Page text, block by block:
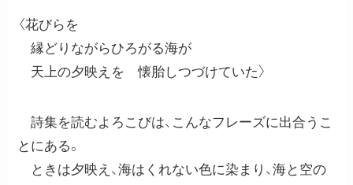
〈花びらを
縁どりながらひろがる海が
天上の夕映えを 懐胎しつづけていた〉
詩集を読むよろこびは、こんなフレーズに出合うこ
とにある。
ときは夕映え、海はくれない色に染まり、海と空の